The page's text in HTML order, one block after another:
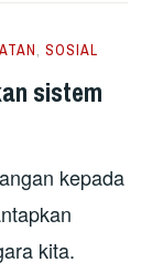
,SOSIAL
sistem
kepada
kita.